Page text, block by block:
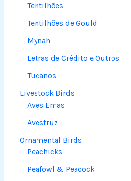
Tentilhões
Tentilhões de Gould
Mynah
Letras de Crédito e Outros
Tucanos
Livestock Birds
Aves Emas
Avestruz
Ornamental Birds
Peachicks
Peafowl & Peacock